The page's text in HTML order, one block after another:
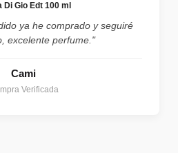
Di Gio Edt 100 ml
ya he comprado y seguiré
excelente perfume."
Cami
Verificada